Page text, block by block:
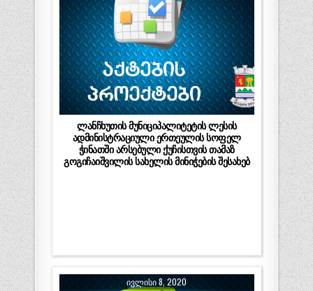
ლანჩხუთის მუნიციპალიტეტის ლესის
ადმინისტრაციული ერთეულის სოფელ
ჭინათში არსებული ქუჩისთვის თამაზ
გოგიჩაიშვილის სახელის მინიჭების შესახებ
ᲘᲕᲚᲘᲡᲘ 8, 2020